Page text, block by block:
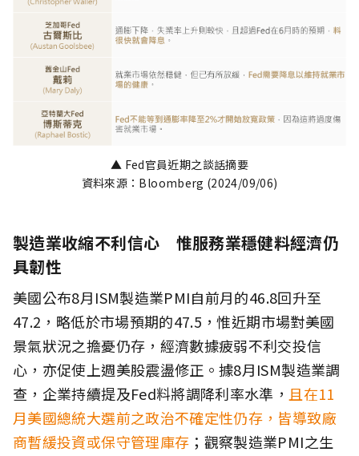
▲ Fed官員近期之談話摘要
資料來源：Bloomberg (2024/09/06)
製造業收縮不利信心 惟服務業穩健料經濟仍
具韌性
美國公布8月ISM製造業PMI自前月的46.8回升至
47.2，略低於市場預期的47.5，惟近期市場對美國
景氣狀況之擔憂仍存，經濟數據疲弱不利交投信
心，亦促使上週美股震盪修正。據8月ISM製造業調
查，企業持續提及Fed料將調降利率水準， 且在11
月美國總統大選前之政治不確定性仍存，皆導致廠
商暫緩投資或保守管理庫存 ；觀察製造業PMI之生